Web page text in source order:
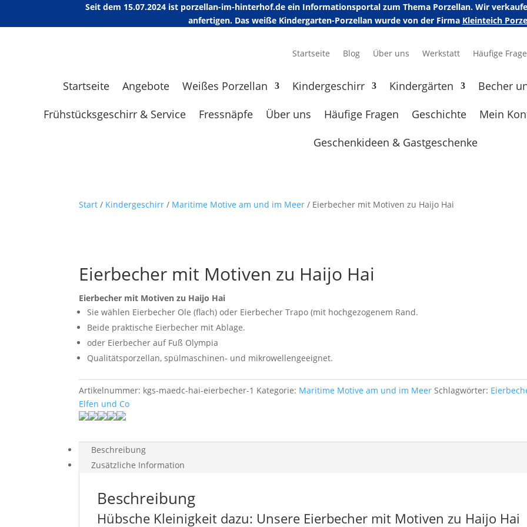
Seit dem 15.07.2024 ist porzellan-im-hinterhof.de ein Informationsportal zum Thema Porzellan. Wir
anfertigen. Das weiße Kindergarten-Porzellan wurde von der Firma Kleinteich
Startseite Blog Über uns Werkstatt Häufige
Startseite Angebote Weißes Porzellan Kindergeschirr Kindergärten
Becher
Frühstücksgeschirr & Service
Fressnäpfe Über uns Häufige Fragen Geschichte
Mein
Geschenkideen & Gastgeschenke
Start / Kindergeschirr / Maritime Motive am und im Meer / Eierbecher mit Motiven zu Haijo Hai
Eierbecher mit Motiven zu Haijo Hai
Eierbecher mit Motiven zu Haijo Hai
Sie wählen Eierbecher Ole (flach) oder Eierbecher Trapo (mit hochgezogenem Rand.
Beide praktische Eierbecher mit Ablage.
oder Eierbecher auf Fuß Olympia
Qualitätsporzellan, spülmaschinen- und mikrowellengeeignet.
Artikelnummer: kgs-maedc-hai-eierbecher-1 Kategorie: Maritime Motive am und im Meer Schlagwörter:
Elfen und Co
Beschreibung
Zusätzliche Information
Beschreibung
Hübsche Kleinigkeit dazu: Unsere Eierbecher mit Motiven zu Haijo Hai